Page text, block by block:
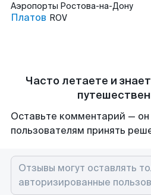
Аэропорты Ростова-на-Дону
Платов ROV
Часто летаете и
Оставьте комментарий —
пользователям принять